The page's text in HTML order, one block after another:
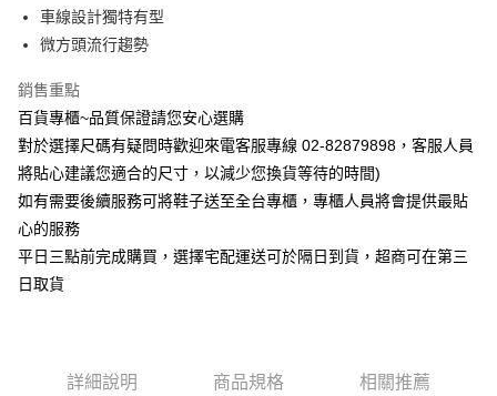
每筆NT$90，滿NT$1,000(含以上)免運費
車線設計獨特有型
微方頭流行趨勢
銷售重點
百貨專櫃~品質保證請您安心選購
對於選擇尺碼有疑問時歡迎來電客服專線 02-82879898，客服人員
將貼心建議您適合的尺寸，以減少您換貨等待的時間)
如有需要後續服務可將鞋子送至全台專櫃，專櫃人員將會提供最貼
心的服務
平日三點前完成購買，選擇宅配運送可於隔日到貨，超商可在第三
日取貨
詳細說明 商品規格 相關推薦